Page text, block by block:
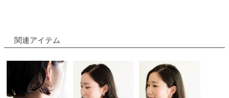
関連アイテム